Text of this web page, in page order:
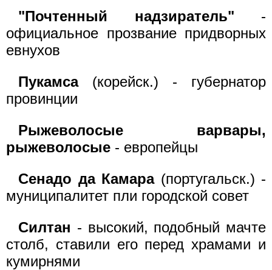
"Почтенный надзиратель" -
официальное прозвание придворных
евнухов
Пукамса(корейск.) - губернатор
провинции
Рыжеволосые варвары,
рыжеволосые - европейцы
Сенадо да Камара (португальск.) -
муниципалитет пли городской совет
Силтан - высокий, подобный мачте
столб, ставили его перед храмами и
кумирнями